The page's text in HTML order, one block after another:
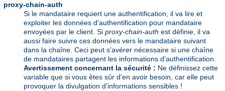
proxy-chain-auth
Si le mandataire requiert une authentification, il va lire et
exploiter les données d'authentification pour mandataire
envoyées par le client. Si proxy-chain-auth est définie, il va
aussifaire suivre ces données vers le mandataire suivant
dans la chaîne. Ceci peut s'avérer nécessaire si une chaîne
de mandataires partagent les informations d'authentification.
Avertissement concernant la sécurité : Ne définissez cette
variable que si vous êtes sûr d'en avoir besoin, car elle peut
provoquer la divulgation d'informations sensibles !